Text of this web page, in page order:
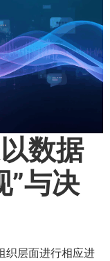
数据
”与决
织层面进行相应进